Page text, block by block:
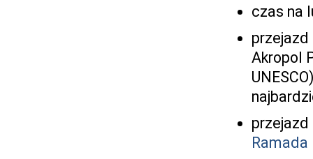
czas na
przejazd
Akropol
przejazd
Ramada